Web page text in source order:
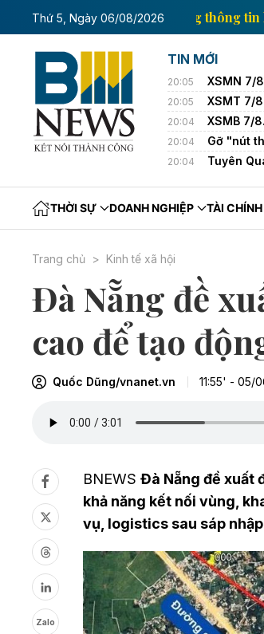
Thứ 5, Ngày 06/08/2026
của Thông tấn xã Việt Nam
TIN MỚI
20:05 XSMN 7/
20:05 XSMT 7/
20:04 XSMB 7/
20:04 Gỡ "nút
20:04 Tuyên
THỜI SỰ DOANH NGHIỆP TÀI
Trang chủ Kinh tế xã hội
Đà Nẵng đề
cao để tạo
Quốc Dũng/vnanet.vn 11:55' - 05/
Zalo
BNEWS Đà Nẵng đề xuất
khả năng kết nối vùng,
vụ, logistics sau sáp